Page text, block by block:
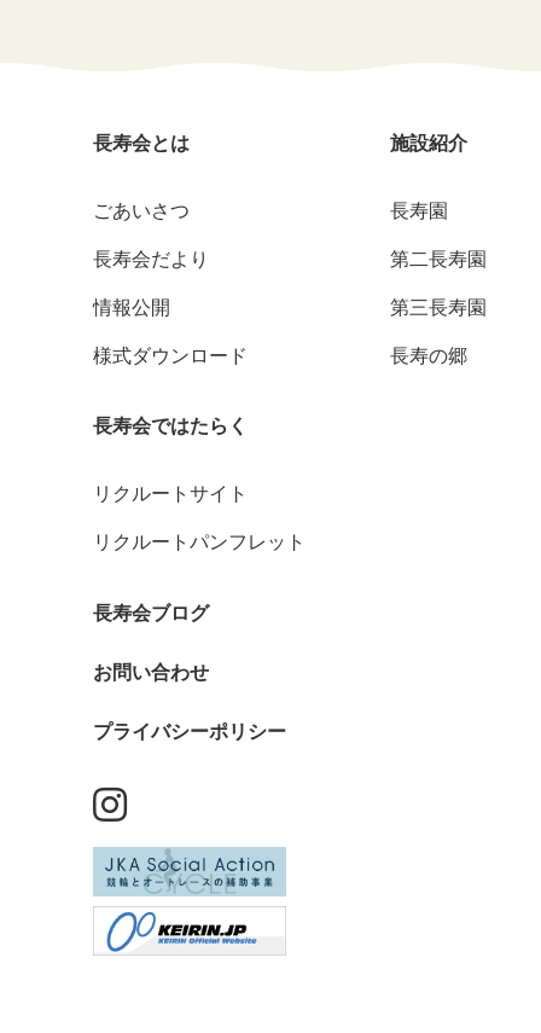
長寿会とは
ごあいさつ
長寿会だより
情報公開
様式ダウンロード
施設紹介
長寿園
第二長寿園
第三長寿園
長寿の郷
長寿会ではたらく
リクルートサイト
リクルートパンフレット
長寿会ブログ
お問い合わせ
プライバシーポリシー